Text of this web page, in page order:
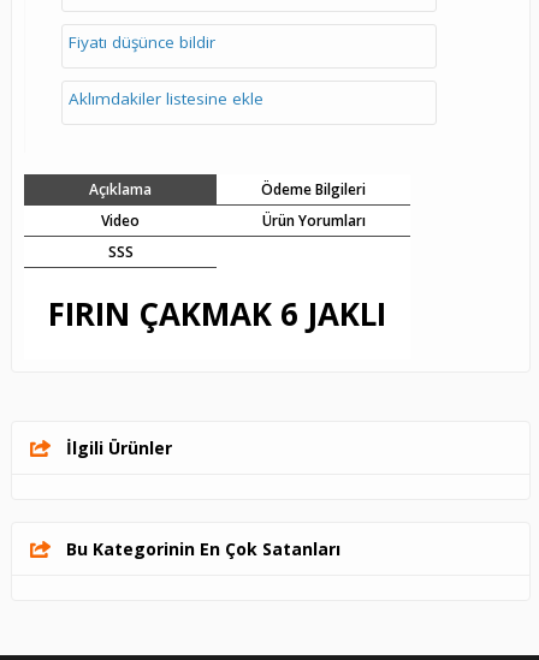
Fiyatı düşünce bildir
Aklımdakiler listesine ekle
Açıklama
Ödeme Bilgileri
Video
Ürün Yorumları
SSS
FIRIN ÇAKMAK 6 JAKLI
İlgili Ürünler
Bu Kategorinin En Çok Satanları